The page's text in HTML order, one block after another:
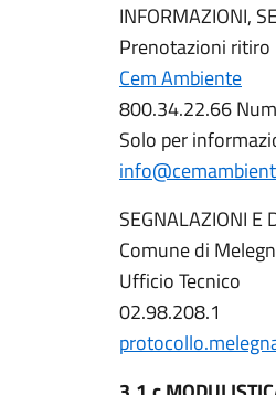
INFORMAZIONI,
Prenotazioni
Cem Ambiente
800.34.22.66
Solo per
SEGNALAZIONI E
Comune di
Ufficio Tecnico
02.98.208.1